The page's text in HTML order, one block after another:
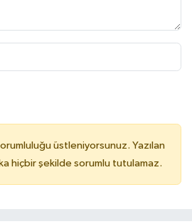
üstleniyorsunuz. Yazılan
hiçbir şekilde sorumlu tutulamaz.